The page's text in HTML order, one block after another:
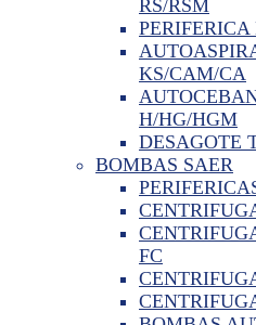
RS/RSM
KS/CAM/CA
H/HG/HGM
DESAGOTE
BOMBAS SAER
FC